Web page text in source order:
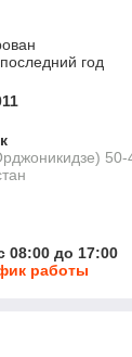
год
50-
08:00 до 17:00
работы